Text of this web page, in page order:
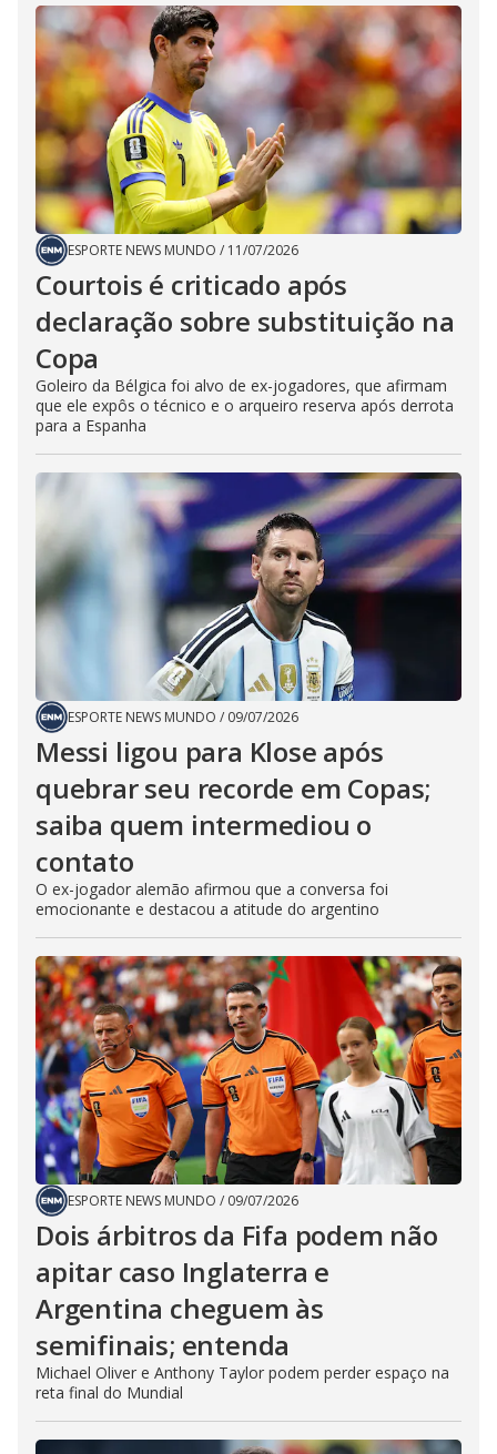
ESPORTE NEWS MUNDO / 11/07/2026
Courtois é criticado após
declaração sobre substituição na
Copa
Goleiro da Bélgica foi alvo de ex-jogadores, que afirmam
que ele expôs o técnico e o arqueiro reserva após derrota
para a Espanha
ESPORTE NEWS MUNDO / 09/07/2026
Messi ligou para Klose após
quebrar seu recorde em Copas;
saiba quem intermediou o
contato
O ex-jogador alemão afirmou que a conversa foi
emocionante e destacou a atitude do argentino
ESPORTE NEWS MUNDO / 09/07/2026
Dois árbitros da Fifa podem não
apitar caso Inglaterra e
Argentina cheguem às
semifinais; entenda
Michael Oliver e Anthony Taylor podem perder espaço na
reta final do Mundial